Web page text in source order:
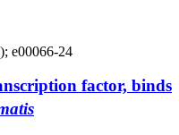
e00066-24
factor, binds